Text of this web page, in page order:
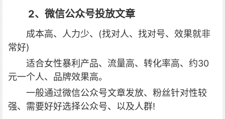
2、微信公众号投放文章
成本高、人力少、(找对人、找对号、效果就非
常好)
适合女性暴利产品、流量高、转化率高、约30
元一个人、品牌效果高。
一般通过微信公众号文章发放、粉丝针对性较
强、需要好好选择公众号、以及人群!